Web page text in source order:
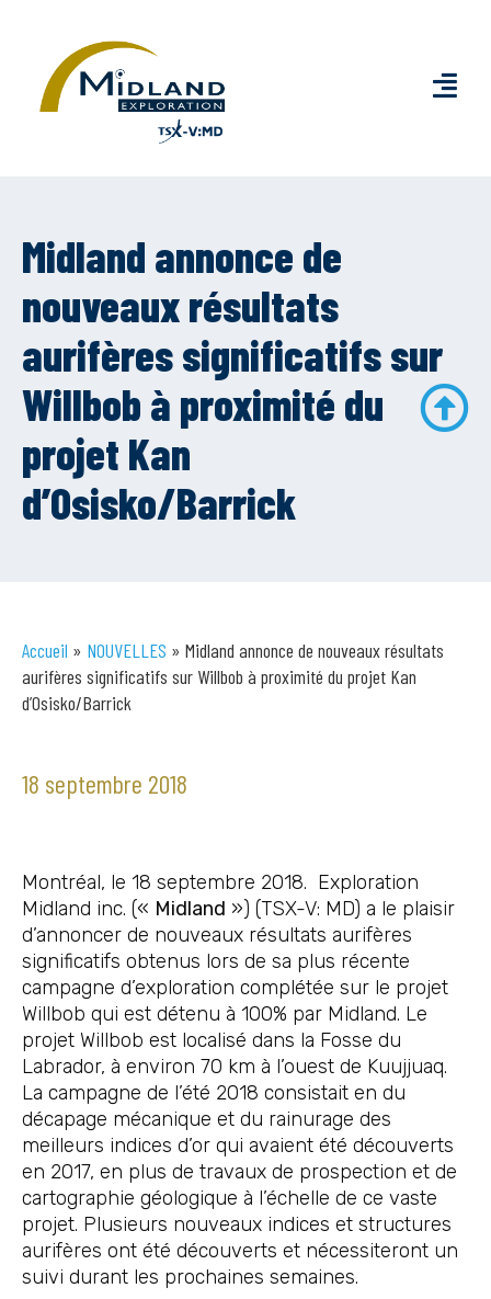
Midland annonce de
nouveaux résultats
aurifères significatifs sur
Willbob à proximité du
projet Kan
d’Osisko/Barrick
Accueil » NOUVELLES » Midland annonce de nouveaux résultats
aurifères significatifs sur Willbob à proximité du projet Kan
d’Osisko/Barrick
18 septembre 2018
Montréal, le 18 septembre 2018. Exploration
Midland inc. (« Midland ») (TSX-V: MD) a le plaisir
d’annoncer de nouveaux résultats aurifères
significatifs obtenus lors de sa plus récente
campagne d’exploration complétée sur le projet
Willbob qui est détenu à 100% par Midland. Le
projet Willbob est localisé dans la Fosse du
Labrador, à environ 70 km à l’ouest de Kuujjuaq.
La campagne de l’été 2018 consistait en du
décapage mécanique et du rainurage des
meilleurs indices d’or qui avaient été découverts
en 2017, en plus de travaux de prospection et de
cartographie géologique à l’échelle de ce vaste
projet. Plusieurs nouveaux indices et structures
aurifères ont été découverts et nécessiteront un
suivi durant les prochaines semaines.